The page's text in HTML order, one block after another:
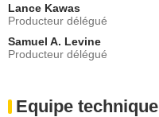
Lance Kawas
Producteur délégué
Samuel A. Levine
Producteur délégué
Equipe technique